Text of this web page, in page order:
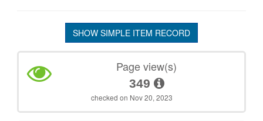
SHOW SIMPLE ITEM RECORD
Page view(s)
349
checked on Nov 20, 2023